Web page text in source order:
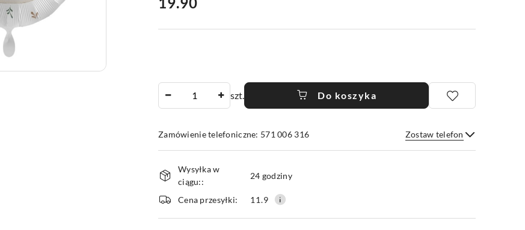
szt. Do koszyka
Zamówienie telefoniczne: 571 006 316 Zostaw telefon
Wyślij
i
dostawa
Wysyłka w
ciągu::
24 godziny
Cena przesyłki: 11.9